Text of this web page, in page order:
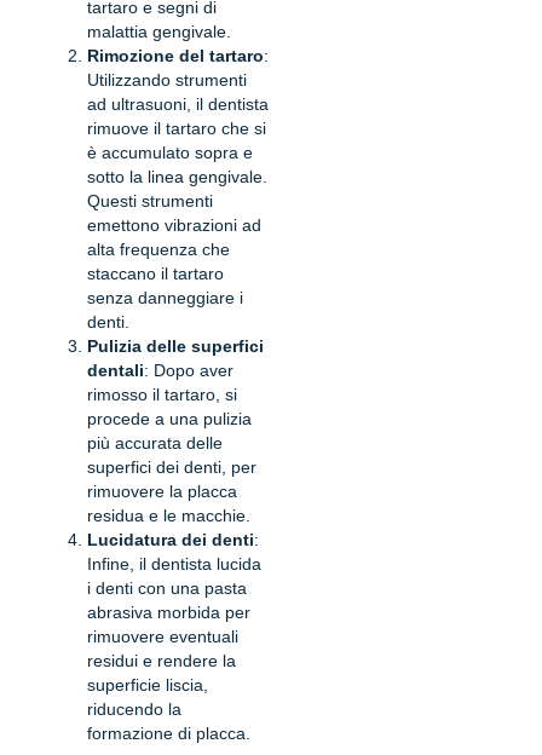
tartaro e segni di
malattia gengivale.
Rimozione del tartaro:
Utilizzando strumenti
ad ultrasuoni, il dentista
rimuove il tartaro che si
è accumulato sopra e
sotto la linea gengivale.
Questi strumenti
emettono vibrazioni ad
alta frequenza che
staccano il tartaro
senza danneggiare i
denti.
Pulizia delle superfici
dentali: Dopo aver
rimosso il tartaro, si
procede a una pulizia
più accurata delle
superfici dei denti, per
rimuovere la placca
residua e le macchie.
Lucidatura dei denti:
Infine, il dentista lucida
i denti con una pasta
abrasiva morbida per
rimuovere eventuali
residui e rendere la
superficie liscia,
riducendo la
formazione di placca.